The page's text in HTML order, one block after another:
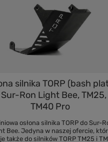
silnika TORP (bash
Sur-Ron Light Bee, TM25,
TM40 Pro
osłona silnika TORP do Sur-
Bee. Jedyna w naszej ofercie,
także do silników TORP TM25 i